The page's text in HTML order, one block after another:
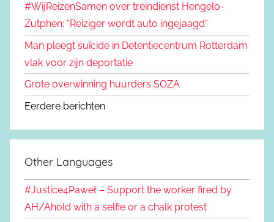
#WijReizenSamen over treindienst Hengelo-
Zutphen: “Reiziger wordt auto ingejaagd”
Man pleegt suïcide in Detentiecentrum Rotterdam
vlak voor zijn deportatie
Grote overwinning huurders SOZA
Eerdere berichten
Other Languages
#Justice4Paweł – Support the worker fired by
AH/Ahold with a selfie or a chalk protest